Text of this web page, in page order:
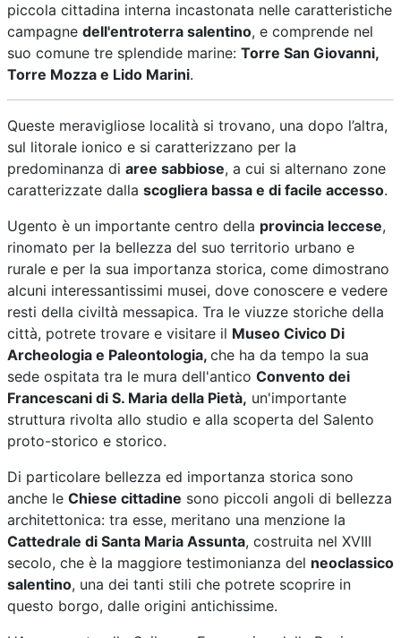
piccola cittadina interna incastonata nelle caratteristiche
campagne dell'entroterra salentino, e comprende nel
suo comune tre splendide marine: Torre San Giovanni,
Torre Mozza e Lido Marini.
Queste meravigliose località si trovano, una dopo l’altra,
sul litorale ionico e si caratterizzano per la
predominanza di aree sabbiose, a cui si alternano zone
caratterizzate dalla scogliera bassa e di facile accesso.
Ugento è un importante centro della provincia leccese,
rinomato per la bellezza del suo territorio urbano e
rurale e per la sua importanza storica, come dimostrano
alcuni interessantissimi musei, dove conoscere e vedere
resti della civiltà messapica. Tra le viuzze storiche della
città, potrete trovare e visitare il Museo Civico Di
Archeologia e Paleontologia, che ha da tempo la sua
sede ospitata tra le mura dell'antico Convento dei
Francescani di S. Maria della Pietà, un'importante
struttura rivolta allo studio e alla scoperta del Salento
proto-storico e storico.
Di particolare bellezza ed importanza storica sono
anche le Chiese cittadine sono piccoli angoli di bellezza
architettonica: tra esse, meritano una menzione la
Cattedrale di Santa Maria Assunta, costruita nel XVIII
secolo, che è la maggiore testimonianza del neoclassico
salentino, una dei tanti stili che potrete scoprire in
questo borgo, dalle origini antichissime.